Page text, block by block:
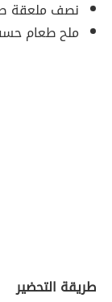
نصف ملعقة
ملح طعام
طريقة التحضير